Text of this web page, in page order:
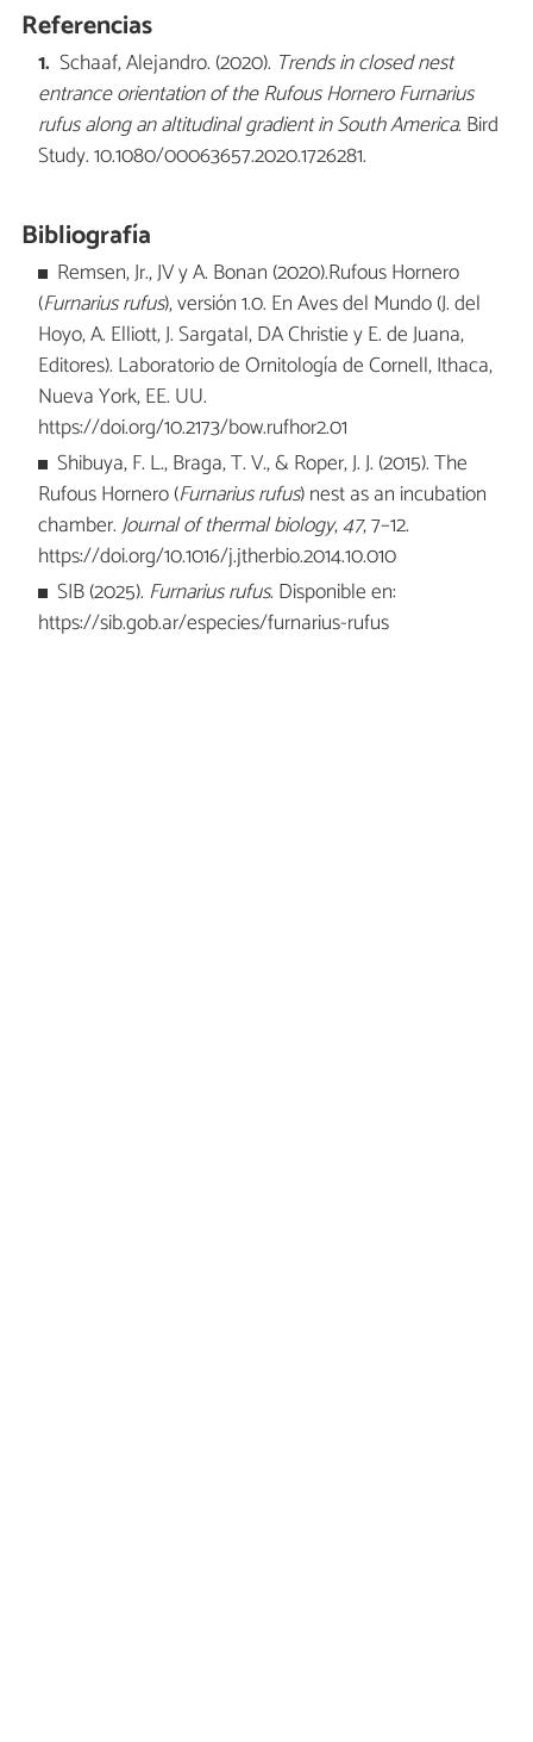
Referencias
Schaaf, Alejandro. (2020). Trends in closed nest
entrance orientation of the Rufous Hornero Furnarius
rufus along an altitudinal gradient in South America. Bird
Study. 10.1080/00063657.2020.1726281.
Bibliografía
Remsen, Jr., JV y A. Bonan (2020).Rufous Hornero
(Furnarius rufus), versión 1.0. En Aves del Mundo (J. del
Hoyo, A. Elliott, J. Sargatal, DA Christie y E. de Juana,
Editores). Laboratorio de Ornitología de Cornell, Ithaca,
Nueva York, EE. UU.
https://doi.org/10.2173/bow.rufhor2.01
Shibuya, F. L., Braga, T. V., & Roper, J. J. (2015). The
Rufous Hornero (Furnarius rufus) nest as an incubation
chamber.Journal of thermal biology,47, 7–12.
https://doi.org/10.1016/j.jtherbio.2014.10.010
SIB (2025). Furnarius rufus. Disponible en:
https://sib.gob.ar/especies/furnarius-rufus